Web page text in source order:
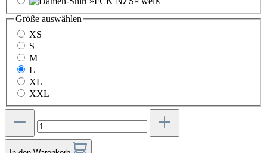
Größe auswählen
XS
S
M
L
XL
XXL